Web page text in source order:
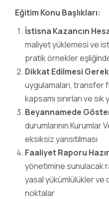
Eğitim Konu Başlıkları:
İstisna Kazancın
maliyet yüklemesi ve
pratik örnekler
Dikkat Edilmesi
uygulamaları, transfer
kapsamı sınırları ve
Beyannamede
durumlarının
eksiksiz yansıtılması
Faaliyet Raporu
yönetimine sunulacak
yasal yükümlülükler
noktalar